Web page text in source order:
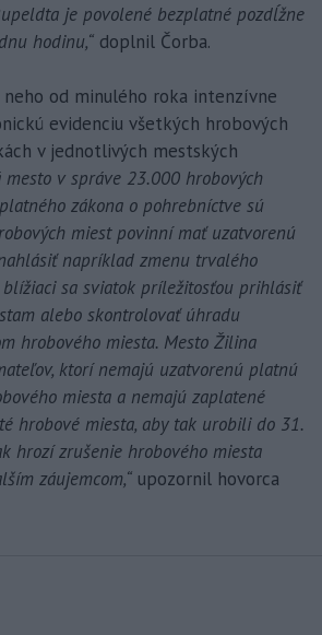
je povolené bezplatné pozdĺžne
hodinu,“ doplnil Čorba.
od minulého roka intenzívne
evidenciu všetkých hrobových
v jednotlivých mestských
mesto v správe 23.000 hrobových
zákona o pohrebníctve sú
miest povinní mať uzatvorenú
napríklad zmenu trvalého
sa sviatok príležitosťou prihlásiť
alebo skontrolovať úhradu
hrobového miesta. Mesto Žilina
ktorí nemajú uzatvorenú platnú
miesta a nemajú zaplatené
hrobové miesta, aby tak urobili do 31.
hrozí zrušenie hrobového miesta
záujemcom,“ upozornil hovorca